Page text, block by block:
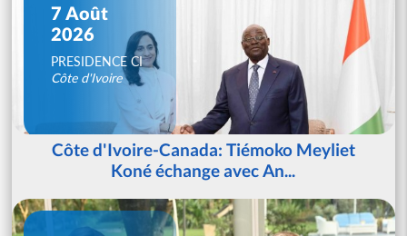
7 Août
2026
PRESIDENCE CI
Côte d'Ivoire
Côte d'Ivoire-Canada: Tiémoko Meyliet
Koné échange avec An...